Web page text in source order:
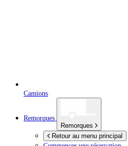
Camions
Remorques
Remorques
Retour au menu principal